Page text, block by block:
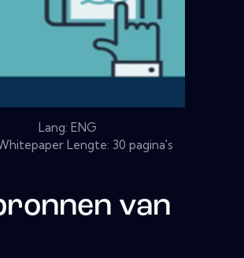
Lang: ENG
Lengte: 30 pagina's
van